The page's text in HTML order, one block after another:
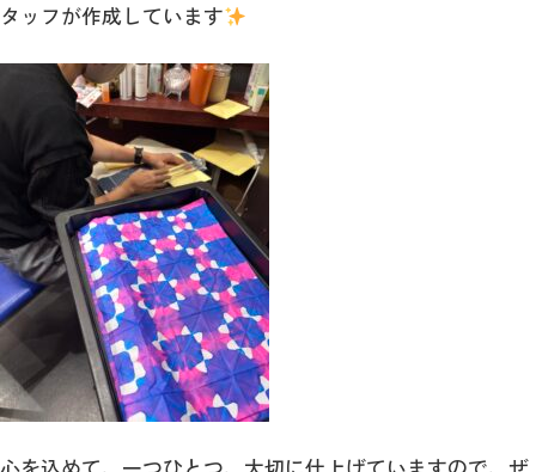
タッフが作成しています